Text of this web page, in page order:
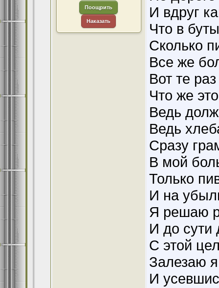
Поощрить
Наказать
И вдруг
Что в
Сколько
Все же
Вот те
Что же
Ведь
Ведь
Сразу
В мой
Только
И на
Я решаю
И до сути
С этой
Залезаю
И